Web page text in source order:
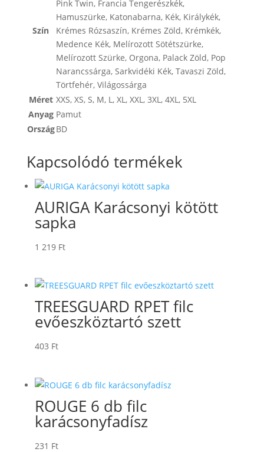
Szín
Pink Twin, Francia Tengerészkék,
Hamuszürke, Katonabarna, Kék, Királykék,
Krémes Rózsaszín, Krémes Zöld, Krémkék,
Medence Kék, Melírozott Sötétszürke,
Melírozott Szürke, Orgona, Palack Zöld, Pop
Narancssárga, Sarkvidéki Kék, Tavaszi Zöld,
Törtfehér, Világossárga
Méret XXS, XS, S, M, L , XL , XXL , 3XL , 4XL , 5XL
Anyag Pamut
OrszágBD
Kapcsolódó termékek
AURIGA Karácsonyi kötött
sapka
1 219 Ft
TREESGUARD RPET filc
evőeszköztartó szett
403 Ft
ROUGE 6 db filc
karácsonyfadísz
231 Ft